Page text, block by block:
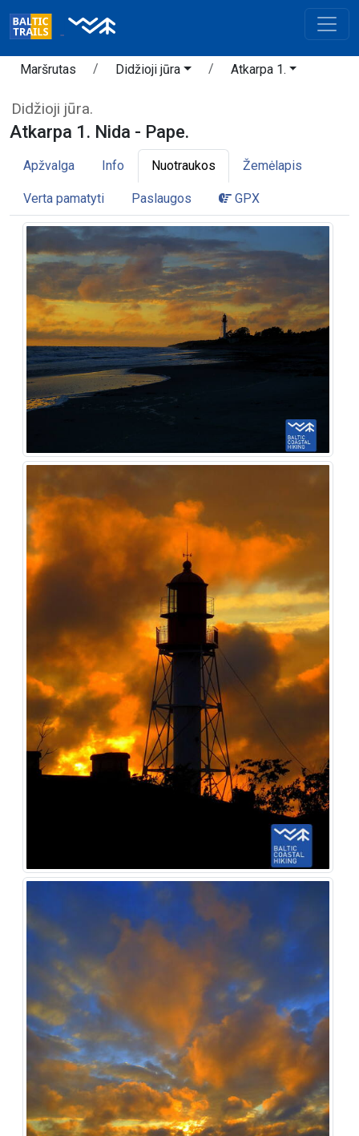
Maršrutas Didžioji jūra Atkarpa 1.
Didžioji jūra.
Atkarpa 1. Nida - Pape.
Apžvalga Info Nuotraukos Žemėlapis
Verta pamatyti Paslaugos GPX